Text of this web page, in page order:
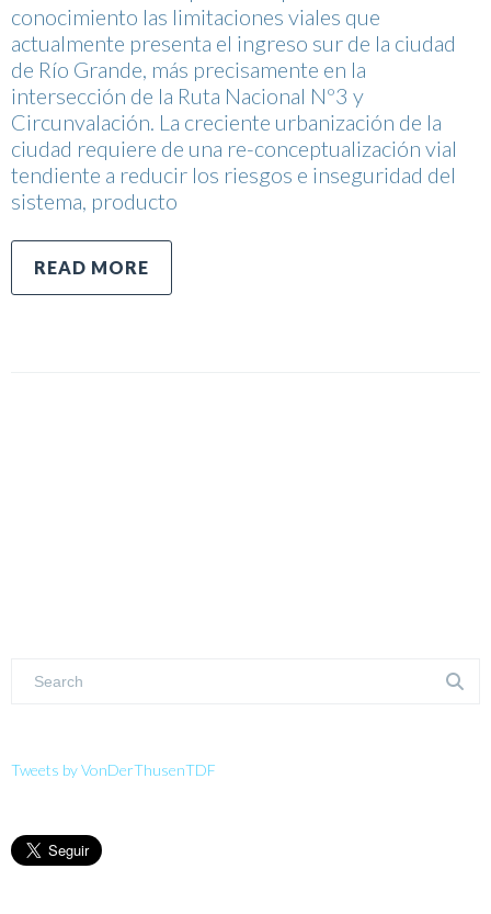
conocimiento las limitaciones viales que
actualmente presenta el ingreso sur de la ciudad
de Río Grande, más precisamente en la
intersección de la Ruta Nacional Nº3 y
Circunvalación. La creciente urbanización de la
ciudad requiere de una re-conceptualización vial
tendiente a reducir los riesgos e inseguridad del
sistema, producto
READ MORE
Tweets by VonDerThusenTDF